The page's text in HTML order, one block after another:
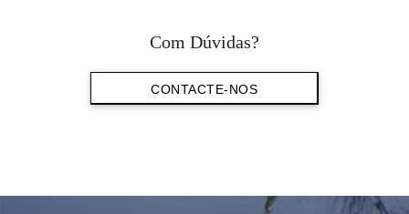
Com Dúvidas?
CONTACTE-NOS